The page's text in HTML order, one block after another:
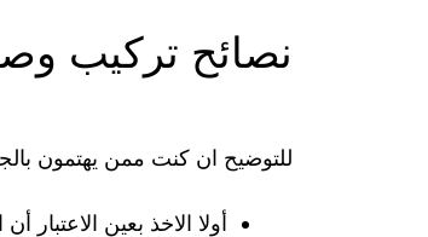
نصائح تركيب
للتوضيح ان كنت ممن يهتمون
أولا الاخذ بعين